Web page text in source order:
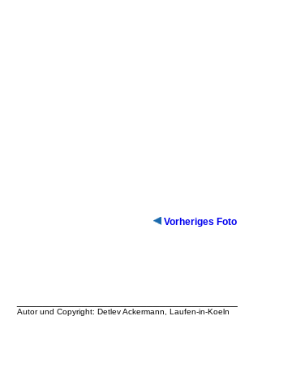
Vorheriges Foto
Autor und Copyright: Detlev Ackermann, Laufen-in-Koeln